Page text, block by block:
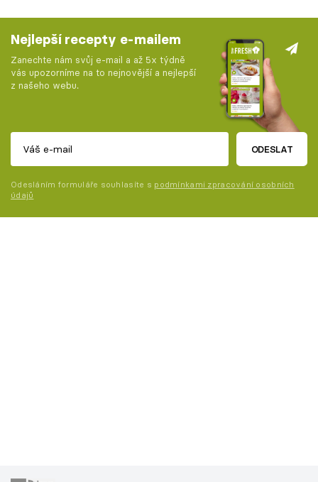
Nejlepší recepty e-mailem
Zanechte nám svůj e-mail a až 5x týdně
vás upozorníme na to nejnovější a nejlepší
z našeho webu.
ODESLAT
Odesláním formuláře souhlasíte s podmínkami zpracování osobních
údajů